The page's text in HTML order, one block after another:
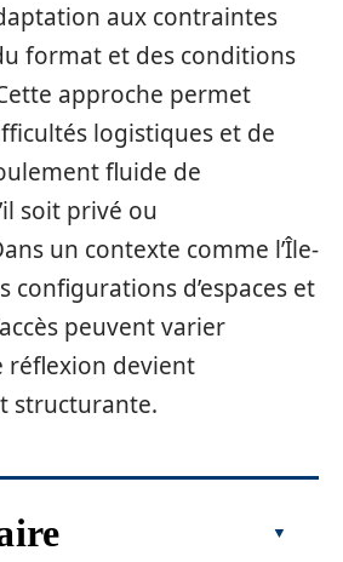
aux contraintes
format et des conditions
approche permet
logistiques et de
fluide de
soit privé ou
un contexte comme l’Île-
configurations d’espaces et
peuvent varier
devient
structurante.